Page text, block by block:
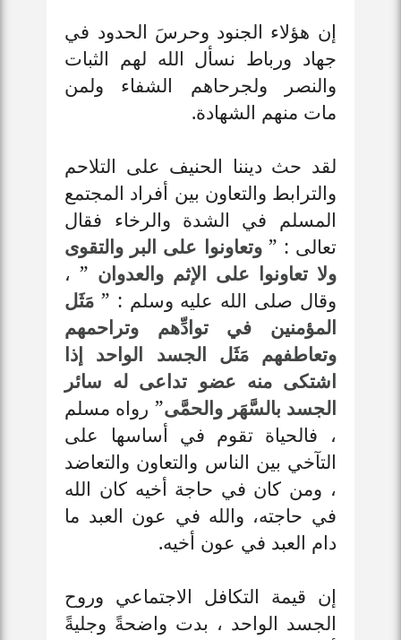
إن هؤلاء الجنود وحرسَ الحدود في
جهاد ورباط نسأل الله لهم الثبات
والنصر ولجرحاهم الشفاء ولمن
مات منهم الشهادة.
لقد حث ديننا الحنيف على التلاحم
والترابط والتعاون بين أفراد المجتمع
المسلم في الشدة والرخاء فقال
تعالى : ”وتعاونوا على البر والتقوى
ولا تعاونوا على الإثم والعدوان ” ،
وقال صلى الله عليه وسلم : ” مَثَل
المؤمنين في توادِّهم وتراحمهم
وتعاطفهم مَثَل الجسد الواحد إذا
اشتكى منه عضو تداعى له سائر
الجسد بالسَّهَر والحمَّى” رواه مسلم
، فالحياة تقوم في أساسها على
التآخي بين الناس والتعاون والتعاضد
، ومن كان في حاجة أخيه كان الله
في حاجته، والله في عون العبد ما
دام العبد في عون أخيه.
إن قيمة التكافل الاجتماعي وروح
الجسد الواحد ، بدت واضحةً وجليةً